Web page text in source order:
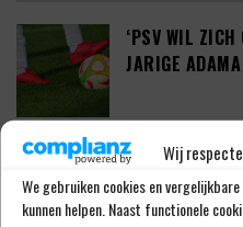
Wij
We gebruiken cookies en
kunnen helpen. Naast functionele
‘PSV WIL
JARIGE
JOEL
JAAR BIJ FC